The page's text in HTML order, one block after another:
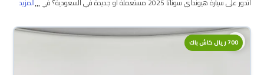
سيارات هيونداي سوناتا 2025 المستعملة مضمونة ومفحوصة بأكثر من 200
700 ريال كاش باك